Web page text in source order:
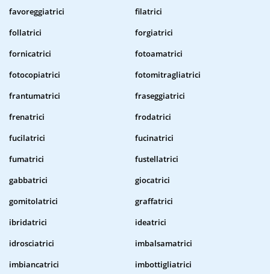
favoreggiatrici
filatrici
follatrici
forgiatrici
fornicatrici
fotoamatrici
fotocopiatrici
fotomitragliatrici
frantumatrici
fraseggiatrici
frenatrici
frodatrici
fucilatrici
fucinatrici
fumatrici
fustellatrici
gabbatrici
giocatrici
gomitolatrici
graffatrici
ibridatrici
ideatrici
idrosciatrici
imbalsamatrici
imbiancatrici
imbottigliatrici